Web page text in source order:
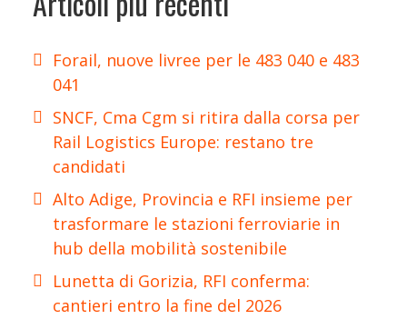
Forail, nuove livree per le 483 040 e 483
041
SNCF, Cma Cgm si ritira dalla corsa per
Rail Logistics Europe: restano tre
candidati
Alto Adige, Provincia e RFI insieme per
trasformare le stazioni ferroviarie in
hub della mobilità sostenibile
Lunetta di Gorizia, RFI conferma:
cantieri entro la fine del 2026